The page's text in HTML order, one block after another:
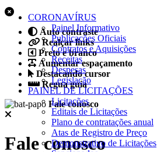
Auto contraste
Realçar links
Preto e branco
Aumentar espaçamento
Destacando cursor
Regua guia
Fale conosco
Fale conosco
CORONAVÍRUS
Painel Informativo
Publicações Oficiais
Contratos e Aquisições
Receitas
Despesas
Legislação
PAINEL DE LICITAÇÕES
Licitações
Editais de Licitações
Plano de contratações anual
Atas de Registro de Preço
Demonstrativo de Licitações